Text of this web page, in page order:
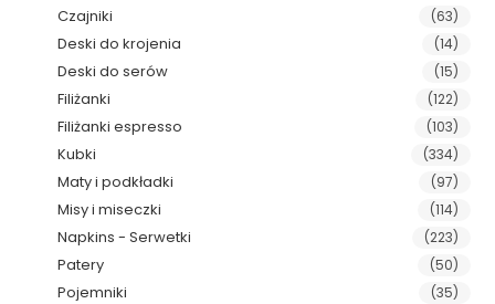
Czajniki (63)
Deski do krojenia (14)
Deski do serów (15)
Filiżanki (122)
Filiżanki espresso (103)
Kubki (334)
Maty i podkładki (97)
Misy i miseczki (114)
Napkins - Serwetki (223)
Patery (50)
Pojemniki (35)